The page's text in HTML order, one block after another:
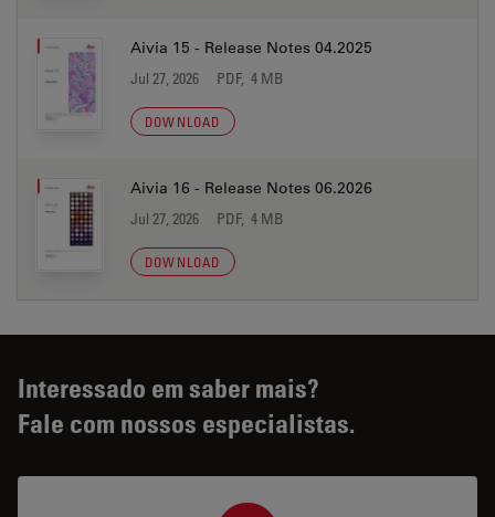
Aivia 15 - Release Notes 04.2025
Jul 27, 2026 PDF, 4 MB
DOWNLOAD
Aivia 16 - Release Notes 06.2026
Jul 27, 2026 PDF, 4 MB
DOWNLOAD
Interessado em saber mais?
Fale com nossos especialistas.